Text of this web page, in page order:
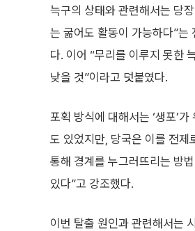
늑구의 상태와 관련해서는 당
는 굶어도 활동이 가능하다”는
다. 이어 “무리를 이루지 못한
낮을 것”이라고 덧붙였다.
포획 방식에 대해서는 ‘생포’
도 있었지만, 당국은 이를 전제
통해 경계를 누그러뜨리는 방
있다”고 강조했다.
이번 탈출 원인과 관련해서는